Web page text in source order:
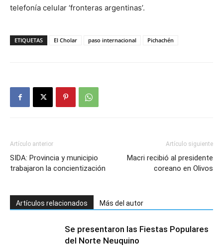
telefonía celular ‘fronteras argentinas’.
ETIQUETAS El Cholar paso internacional Pichachén
Artículo anterior
SIDA: Provincia y municipio
trabajaron la concientización
Artículo siguiente
Macri recibió al presidente
coreano en Olivos
Artículos relacionados Más del autor
Se presentaron las Fiestas Populares
del Norte Neuquino